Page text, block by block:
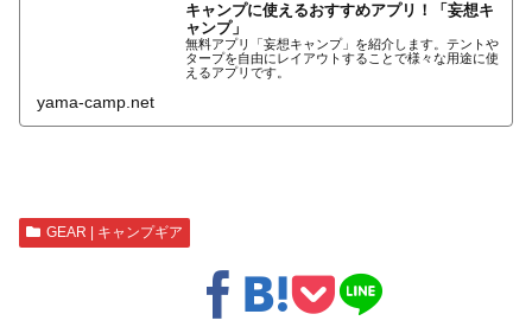
キャンプに使えるおすすめアプリ！「妄想キ
ャンプ」
無料アプリ「妄想キャンプ」を紹介します。テントや
タープを自由にレイアウトすることで様々な用途に使
えるアプリです。
yama-camp.net
GEAR | キャンプギア